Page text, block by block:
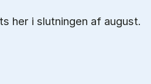
her i slutningen af august.